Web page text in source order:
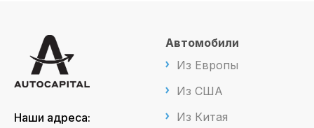
Наши адреса:
Автомобили
Из Европы
Из США
Из Китая